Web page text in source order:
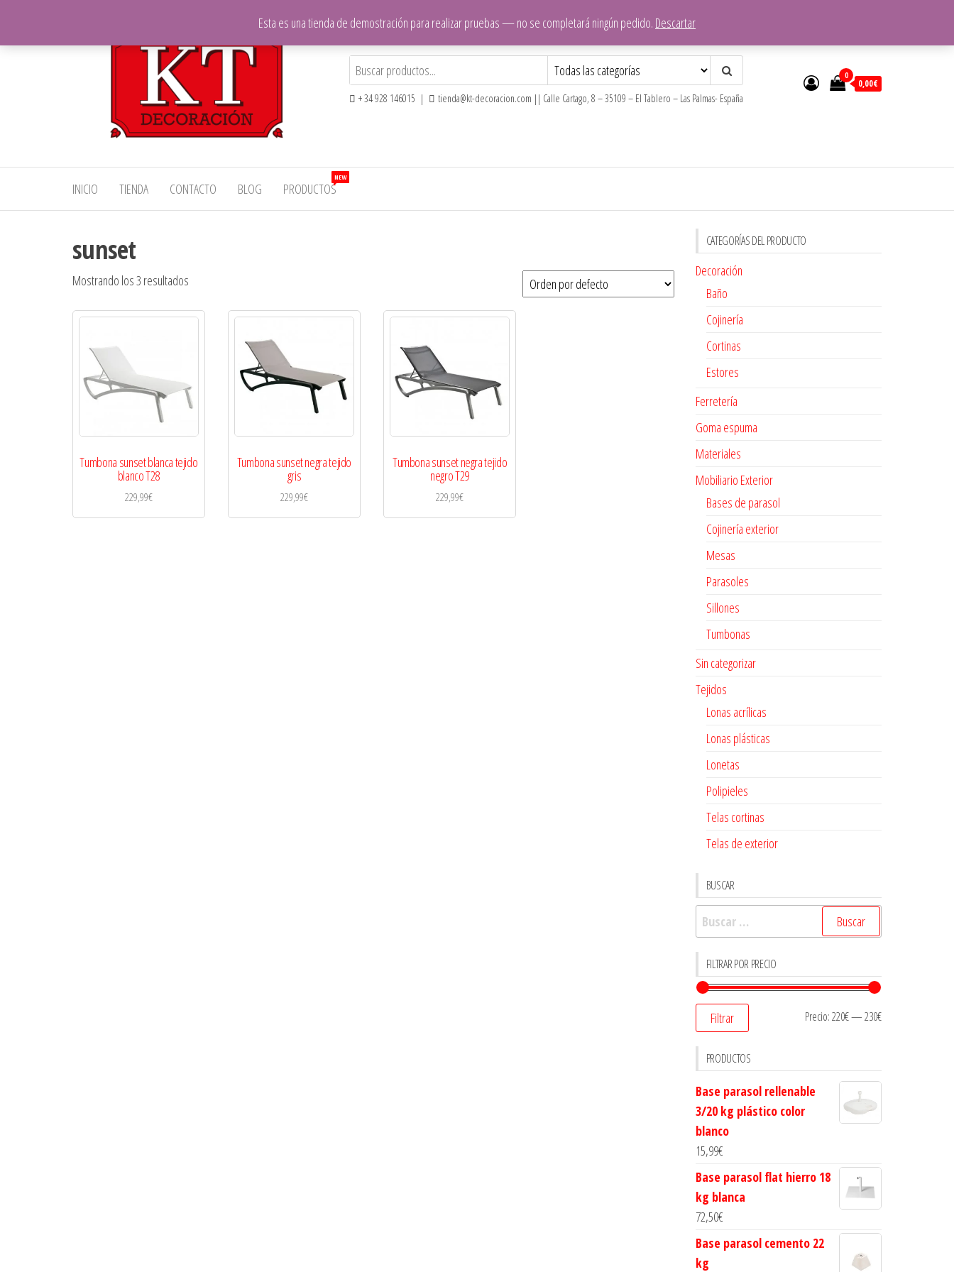
contenido
KT
Decoración
Decoración
+ 34 928 146015 | tienda@kt-decoracion.com || Calle Cartago, 8 – 35109 – El Tablero – Las Palmas- España
0
0,00€
INICIO TIENDA CONTACTO BLOG PRODUCTOS
NEW
sunset
Mostrando los 3 resultados
Tumbona sunset blanca tejido
blanco T28
229,99€
Tumbona sunset negra tejido
gris
229,99€
Tumbona sunset negra tejido
negro T29
229,99€
CATEGORÍAS DEL PRODUCTO
Decoración
Baño
Cojinería
Cortinas
Estores
Ferretería
Goma espuma
Materiales
Mobiliario Exterior
Bases de parasol
Cojinería exterior
Mesas
Parasoles
Sillones
Tumbonas
Sin categorizar
Tejidos
Lonas acrílicas
Lonas plásticas
Lonetas
Polipieles
Telas cortinas
Telas de exterior
BUSCAR
Buscar:
FILTRAR POR PRECIO
Filtrar Precio:220€—230€
PRODUCTOS
Base parasol rellenable
3/20 kg plástico color
blanco
15,99€
Base parasol flat hierro 18
kg blanca
72,50€
Base parasol cemento 22
kg
Esta es una tienda de demostración para realizar pruebas — no se completará ningún pedido. Descartar